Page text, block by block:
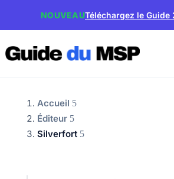
NOUVEAUTéléchargez le Guide
Accueil
Éditeur
Silverfort